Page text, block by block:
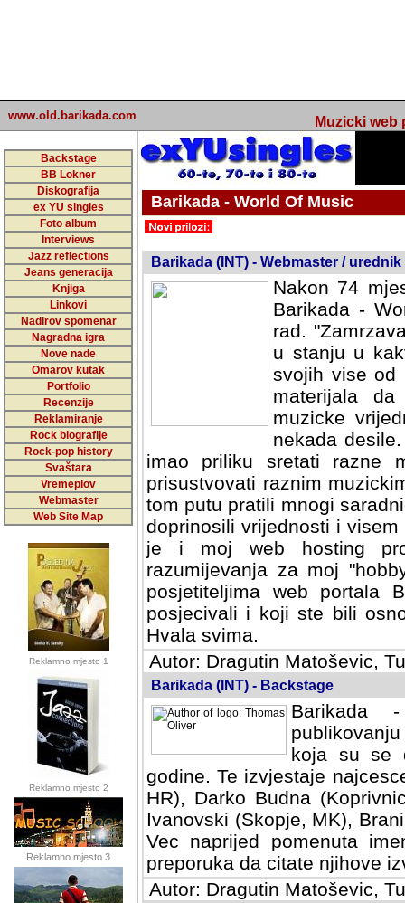
www.old.barikada.com Muzicki web
Backstage
BB Lokner
Diskografija
ex YU singles
Foto album
Interviews
Jazz reflections
Jeans generacija
Knjiga
Linkovi
Nadirov spomenar
Nagradna igra
Nove nade
Omarov kutak
Portfolio
Recenzije
Reklamiranje
Rock biografije
Rock-pop history
Svaštara
Vremeplov
Webmaster
Web Site Map
Reklamno mjesto 1
Reklamno mjesto 2
Reklamno mjesto 3
Barikada - World Of Music
Barikada (INT) - Webmaster / urednik
Nakon 74
Barikada -
rad.
u stanju u
svojih vise od
materijala
muzicke
nekada
imao priliku sretati razne
prisustvovati raznim
tom putu pratili mnogi
doprinosili vrijednosti i
je i moj web hosting
razumijevanja za moj
posjetiteljima web portala
posjecivali i koji ste bili
Hvala svima.
Autor: Dragutin Matoševic,
Barikada (INT) - Backstage
Barikada
koja su se
godine. Te izvjestaje
HR), Darko Budna
Ivanovski (Skopje, MK),
Vec naprijed pomenuta
preporuka da citate njihove
Autor: Dragutin Matoševic,